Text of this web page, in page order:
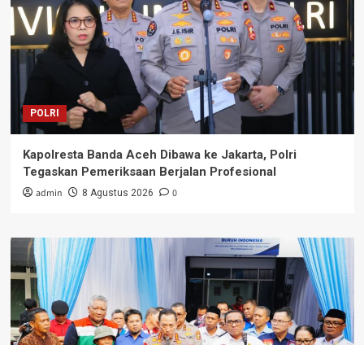
POLRI
Kapolresta Banda Aceh Dibawa ke Jakarta, Polri
Tegaskan Pemeriksaan Berjalan Profesional
admin 8 Agustus 2026 0